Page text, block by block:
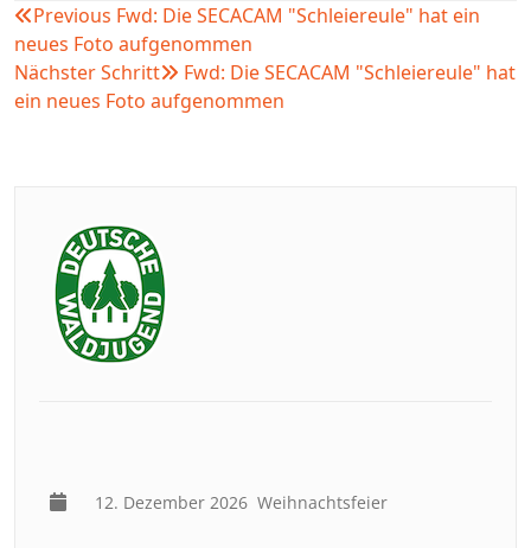
Beitragsnavigation
Previous Fwd: Die SECACAM "Schleiereule" hat ein
neues Foto aufgenommen
Nächster Schritt
Fwd: Die SECACAM "Schleiereule" hat
ein neues Foto aufgenommen
12. Dezember 2026 Weihnachtsfeier